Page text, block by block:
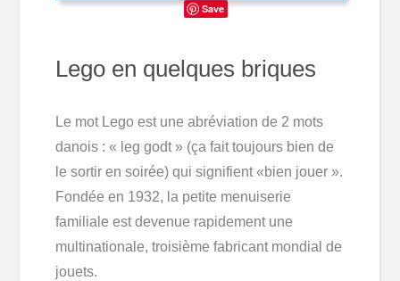
Save
Lego en quelques briques
Le mot Lego est une abréviation de 2 mots
danois : « leg godt » (ça fait toujours bien de
le sortir en soirée) qui signifient «bien jouer ».
Fondée en 1932, la petite menuiserie
familiale est devenue rapidement une
multinationale, troisième fabricant mondial de
jouets.